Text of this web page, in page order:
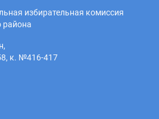
избирательная комиссия
района
к. №416-417